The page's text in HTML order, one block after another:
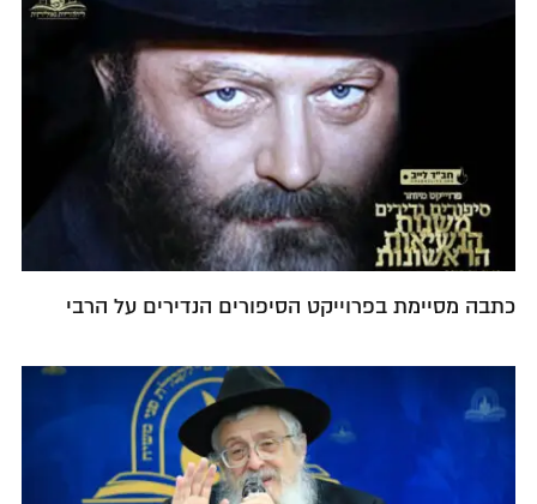
כתבה מסיימת בפרוייקט הסיפורים הנדירים על הרבי